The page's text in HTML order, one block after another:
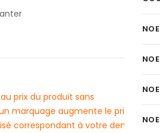
prix du produit sans
marquage augmente le prix du
correspondant à votre demande